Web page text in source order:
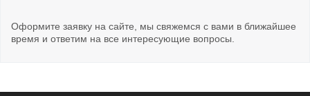
Оформите заявку на сайте, мы свяжемся с вами в ближайшее
время и ответим на все интересующие вопросы.